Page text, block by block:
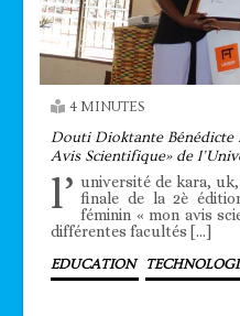
4 MINUTES
Douti Dioktante Bénédicte
Avis Scientifique» de
l’ université de kara, uk,
finale de la 2è
féminin « mon avis
différentes facultés […]
EDUCATION